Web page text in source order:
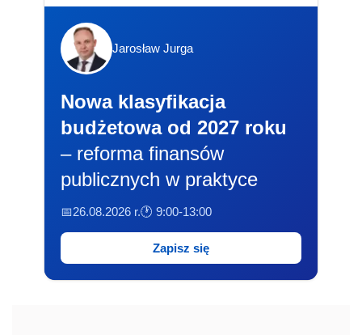
Jarosław Jurga
Nowa klasyfikacja
budżetowa od 2027 roku
– reforma finansów
publicznych w praktyce
📅26.08.2026 r.🕐 9:00-13:00
Zapisz się